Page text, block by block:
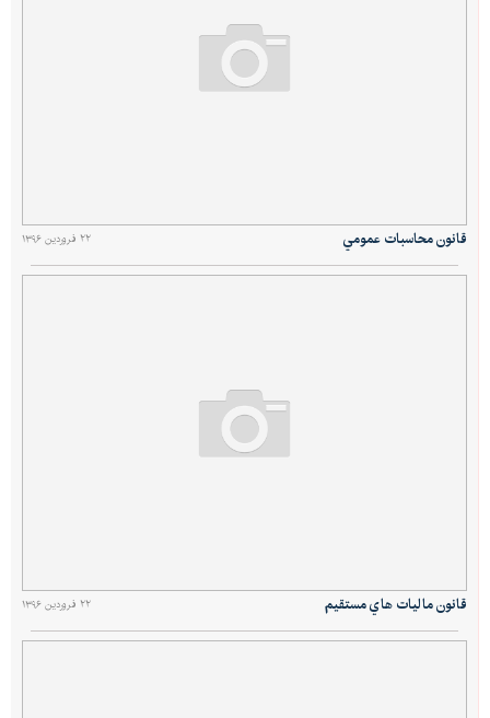
۲۲ فروردین ۱۳۹۶ قانون محاسبات عمومي
۲۲ فروردین ۱۳۹۶ قانون ماليات هاي مستقيم